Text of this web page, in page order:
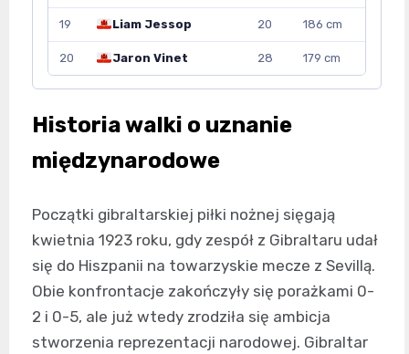
19 Liam Jessop 20 186 cm
20 Jaron Vinet 28 179 cm
Historia walki o uznanie
międzynarodowe
Początki gibraltarskiej piłki nożnej sięgają
kwietnia 1923 roku, gdy zespół z Gibraltaru udał
się do Hiszpanii na towarzyskie mecze z Sevillą.
Obie konfrontacje zakończyły się porażkami 0-
2 i 0-5, ale już wtedy zrodziła się ambicja
stworzenia reprezentacji narodowej. Gibraltar